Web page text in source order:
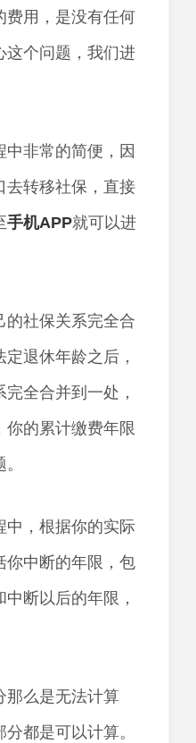
费用，是没有任何
这个问题，我们进
非常的简便，因
去转移社保，直接
手机APP就可以进
的社保关系完全合
退休年龄之后，
全合并到一处，
你的累计缴费年限
中，根据你的实际
你中断的年限，包
断以后的年限，
那么是无法计算
都是可以计算。